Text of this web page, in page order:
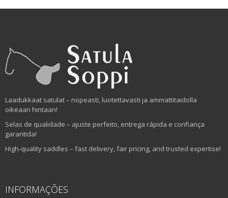
Laadukkaat satulat – nopeasti, luotettavasti ja ammattitaidolla
oikeaan hintaan!
Selas de qualidade – ajuste perfeito, entrega rápida e confiança
garantida!
High-quality saddles – fast delivery, fair pricing, and trusted expertise!
INFORMAÇÕES